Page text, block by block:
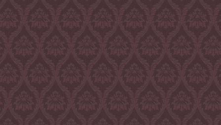
動物病院以外で購入されたものは、効き目が
全性の高い予防薬を使いましょう。